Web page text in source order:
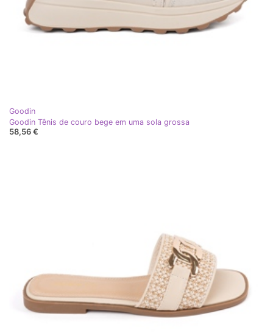
Goodin
Goodin Tênis de couro bege em uma sola grossa
58,56 €